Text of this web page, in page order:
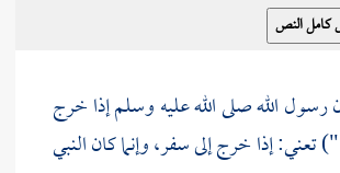
رسول الله صلى الله عليه وسلم إذا خرج
تعني: إذا خرج إلى سفر، وإنما كان النبي